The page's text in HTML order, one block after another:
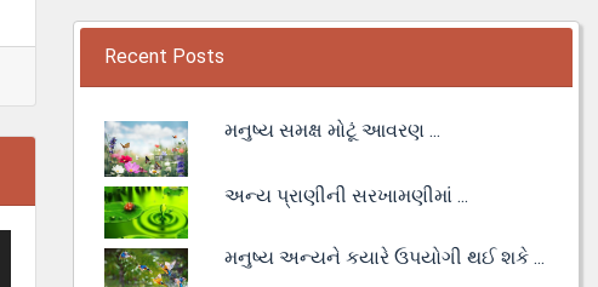
Recent Posts
મનુષ્ય સમક્ષ મોટૂં આવરણ ...
અન્ય પ્રાણીની સરખામણીમાં ...
મનુષ્ય અન્યને કયારે ઉપયોગી થઈ શકે ...